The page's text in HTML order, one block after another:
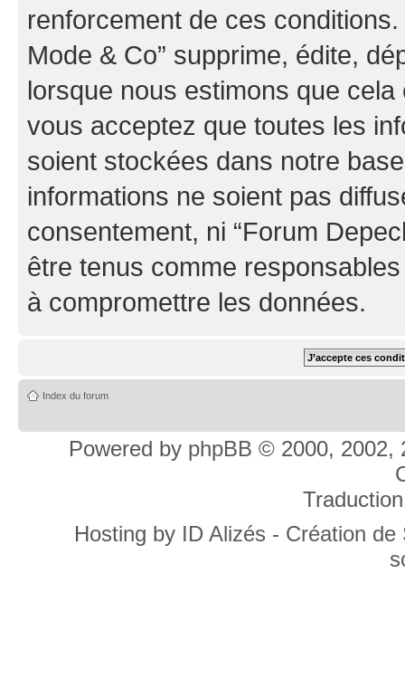
renforcement de ces
Mode & Co” supprime, édite,
lorsque nous estimons que cela
vous acceptez que toutes les
soient stockées dans notre
informations ne soient pas
consentement, ni “Forum
être tenus comme
à compromettre les données.
Index du forum
Powered by phpBB © 2000, 2002,
Hosting by ID Alizés - Création